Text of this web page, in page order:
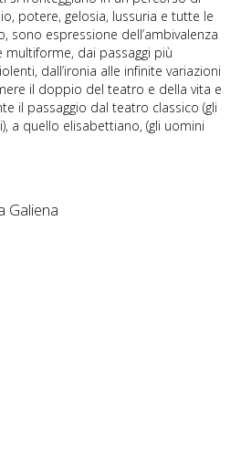
potere, gelosia, lussuria e tutte le
sono espressione dell’ambivalenza
multiforme, dai passaggi più
dall’ironia alle infinite variazioni
il doppio del teatro e della vita e
il passaggio dal teatro classico (gli
a quello elisabettiano, (gli uomini
Galiena